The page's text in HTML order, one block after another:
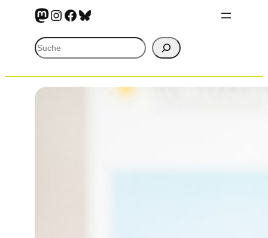
Mastodon
Instagram
Facebook
Bluesky
Suchen